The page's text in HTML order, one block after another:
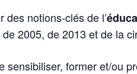
notions-clés de l’
2005, de 2013 et de la
sensibiliser, former et/ou